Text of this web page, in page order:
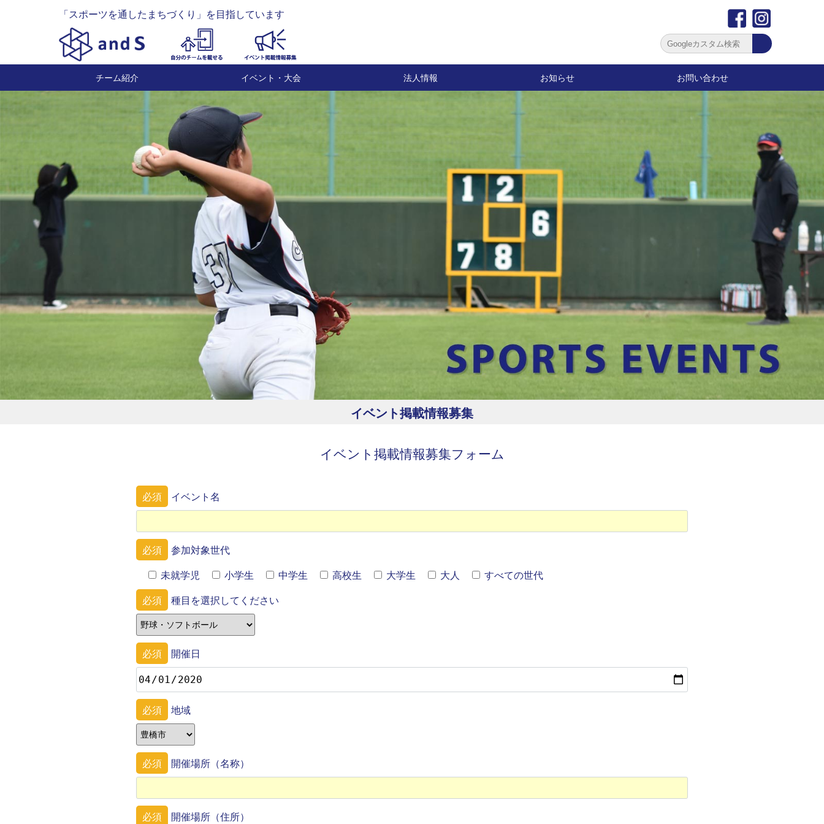
「スポーツを通したまちづくり」を目指しています
チーム紹介 イベント・大会 法人情報 お知らせ お問い合わせ
イベント掲載情報募集
イベント掲載情報募集フォーム
必須 イベント名
必須
参加対象世代
未就学児
小学生 中学生 高校生 大学生 大人
すべての世代
必須
種目を選択してください
必須 開催日
必須 地域
必須 開催場所（名称）
必須 開催場所（住所）